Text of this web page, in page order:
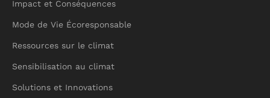
Impact et Conséquences
Mode de Vie Écoresponsable
Ressources sur le climat
Sensibilisation au climat
Solutions et Innovations